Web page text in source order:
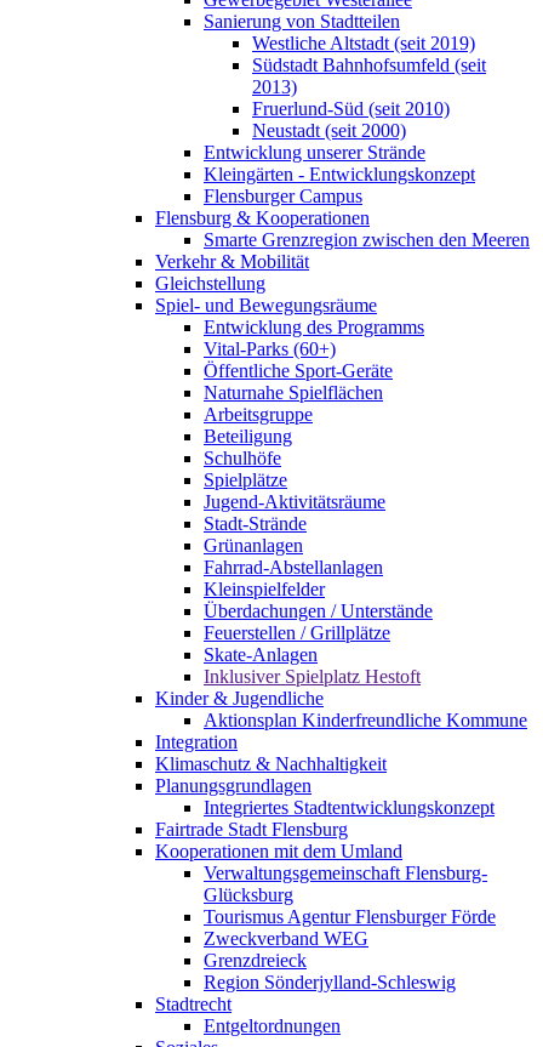
Sanierung von Stadtteilen
Westliche Altstadt (seit 2019)
Südstadt Bahnhofsumfeld (seit
2013)
Fruerlund-Süd (seit 2010)
Neustadt (seit 2000)
Entwicklung unserer Strände
Kleingärten - Entwicklungskonzept
Flensburger Campus
Flensburg & Kooperationen
Smarte Grenzregion zwischen den Meeren
Verkehr & Mobilität
Gleichstellung
Spiel- und Bewegungsräume
Entwicklung des Programms
Vital-Parks (60+)
Öffentliche Sport-Geräte
Naturnahe Spielflächen
Arbeitsgruppe
Beteiligung
Schulhöfe
Spielplätze
Jugend-Aktivitätsräume
Stadt-Strände
Grünanlagen
Fahrrad-Abstellanlagen
Kleinspielfelder
Überdachungen / Unterstände
Feuerstellen / Grillplätze
Skate-Anlagen
Inklusiver Spielplatz Hestoft
Kinder & Jugendliche
Aktionsplan Kinderfreundliche Kommune
Integration
Klimaschutz & Nachhaltigkeit
Planungsgrundlagen
Integriertes Stadtentwicklungskonzept
Fairtrade Stadt Flensburg
Kooperationen mit dem Umland
Verwaltungsgemeinschaft Flensburg-
Glücksburg
Tourismus Agentur Flensburger Förde
Zweckverband WEG
Grenzdreieck
Region Sönderjylland-Schleswig
Stadtrecht
Entgeltordnungen